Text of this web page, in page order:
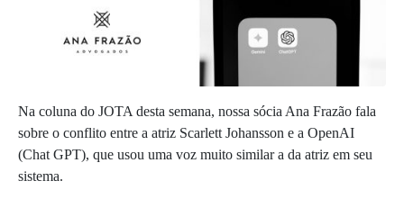
Na coluna do JOTA desta semana, nossa sócia Ana Frazão fala
sobre o conflito entre a atriz Scarlett Johansson e a OpenAI
(Chat GPT), que usou uma voz muito similar a da atriz em seu
sistema.